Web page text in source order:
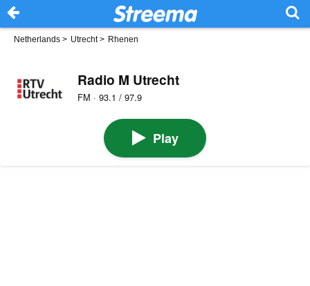
Netherlands > Utrecht> Rhenen
Radio M Utrecht
FM · 93.1 / 97.9
Play